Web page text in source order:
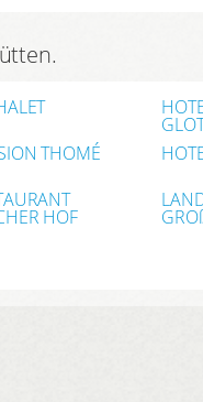
THOMÉ
HOF